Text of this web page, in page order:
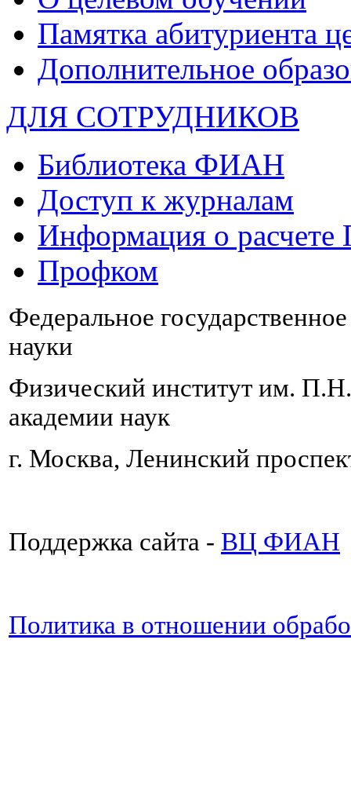
Памятка абитуриента
Дополнительное
ДЛЯ СОТРУДНИКОВ
Библиотека ФИАН
Доступ к журналам
Информация о
Профком
Федеральное
науки
Физический институт им.
академии наук
г. Москва, Ленинский
Поддержка сайта - ВЦ ФИАН
Политика в отношении